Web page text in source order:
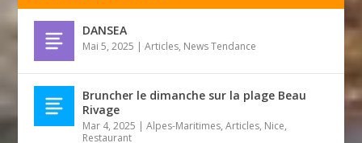
DANSEA
Mai 5, 2025 |Articles, News Tendance
Bruncher le dimanche sur la plage Beau
Rivage
Mar 4, 2025 |Alpes-Maritimes,Articles, Nice,
Restaurant